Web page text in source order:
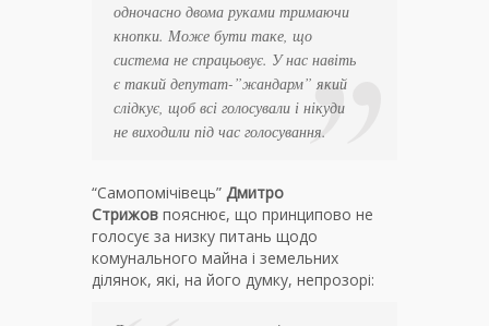
одночасно двома руками тримаючи
кнопки. Може бути таке, що
система не спрацьовує. У нас навіть
є такий депутат-”жандарм” який
слідкує, щоб всі голосували і нікуди
не виходили під час голосування.
“Самопомічівець” Дмитро
Стрижов пояснює, що принципово не
голосує за низку питань щодо
комунального майна і земельних
ділянок, які, на його думку, непрозорі: